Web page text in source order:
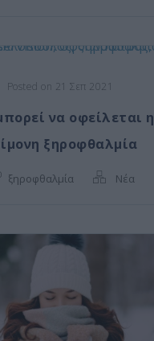
Posted on 21 Σεπ 2021
να οφείλεται η
ξηροφθαλμία
ξηροφθαλμία Νέα